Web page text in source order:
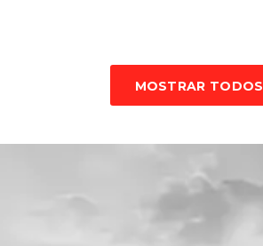
MOSTRAR TODOS